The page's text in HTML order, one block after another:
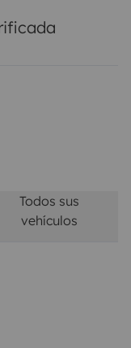
Todos sus
vehículos